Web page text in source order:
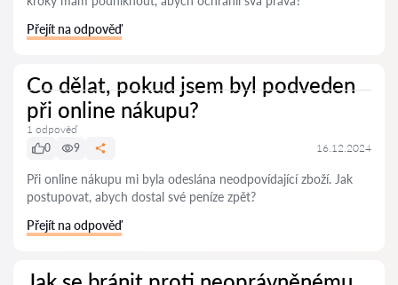
Přejít na odpověď
Co dělat, pokud jsem byl podveden
při online nákupu?
1 odpověď
0
9 16.12.2024
Při online nákupu mi byla odeslána neodpovídající zboží. Jak
postupovat, abych dostal své peníze zpět?
Přejít na odpověď